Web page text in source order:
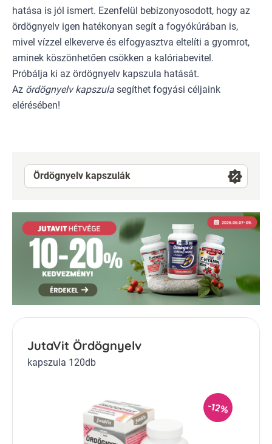
hatása is jól ismert. Ezenfelül bebizonyosodott, hogy az
ördögnyelv igen hatékonyan segít a fogyókúrában is,
mivel vízzel elkeverve és elfogyasztva eltelíti a gyomrot,
aminek köszönhetően csökken a kalóriabevitel.
Próbálja ki az ördögnyelv kapszula hatását.
Az ördögnyelv kapszula segíthet fogyási céljaink
elérésében!
Ördögnyelv kapszulák
JutaVit Ördögnyelv
kapszula 120db
-12%